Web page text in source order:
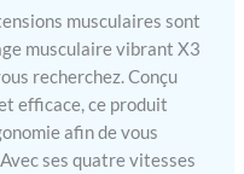
musculaires sont
musculaire vibrant X3
recherchez. Conçu
efficace, ce produit
afin de vous
ses quatre vitesses